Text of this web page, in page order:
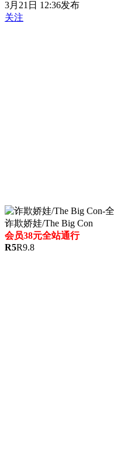
3月21日 12:36发布
关注
诈欺娇娃/The Big Con
会员38元全站通行
R5R9.8